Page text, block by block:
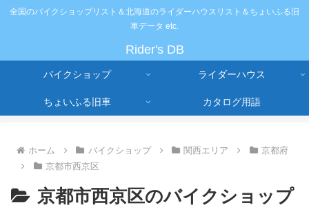
全国のバイクショップリスト＆北海道のライダーハウスリスト＆ちょいふる旧
車データ etc.
Rider's DB
バイクショップ ライダーハウス
ちょいふる旧車 カタログ用語
ホーム バイクショップ 関西エリア
京都府
京都市西京区
京都市西京区のバイクショップ